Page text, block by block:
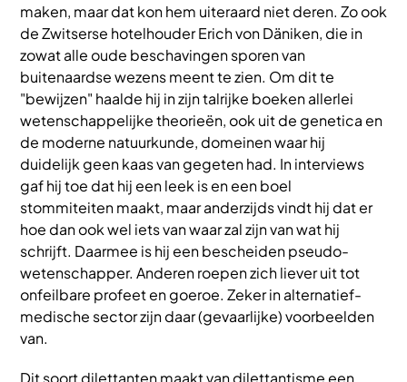
maken, maar dat kon hem uiteraard niet deren. Zo ook
de Zwitserse hotelhouder Erich von Däniken, die in
zowat alle oude beschavingen sporen van
buitenaardse wezens meent te zien. Om dit te
"bewijzen" haalde hij in zijn talrijke boeken allerlei
wetenschappelijke theorieën, ook uit de genetica en
de moderne natuurkunde, domeinen waar hij
duidelijk geen kaas van gegeten had. In interviews
gaf hij toe dat hij een leek is en een boel
stommiteiten maakt, maar anderzijds vindt hij dat er
hoe dan ook wel iets van waar zal zijn van wat hij
schrijft. Daarmee is hij een bescheiden pseudo-
wetenschapper. Anderen roepen zich liever uit tot
onfeilbare profeet en goeroe. Zeker in alternatief-
medische sector zijn daar (gevaarlijke) voorbeelden
van.
Dit soort dilettanten maakt van dilettantisme een